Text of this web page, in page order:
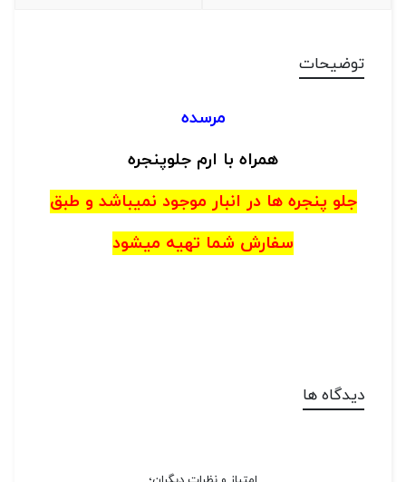
توضیحات
مرسده
همراه با ارم جلوپنجره
جلو پنجره ها در انبار موجود نمیباشد و طبق
سفارش شما تهیه میشود
دیدگاه ها